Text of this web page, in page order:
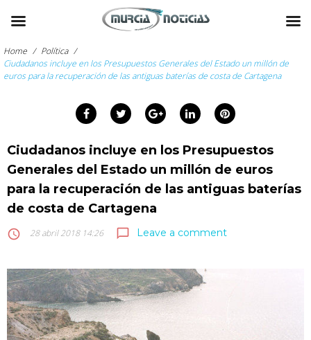
Skip
to
content
Home / Política /
Ciudadanos incluye en los Presupuestos Generales del Estado un millón de
euros para la recuperación de las antiguas baterías de costa de Cartagena
FacebookTwitterGoogle+LinkedInPinterest
Ciudadanos incluye en los Presupuestos
Generales del Estado un millón de euros
para la recuperación de las antiguas baterías
de costa de Cartagena
access_time 28 abril 2018 14:26 chat_bubble_outline Leave a comment